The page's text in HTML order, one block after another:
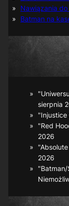
Nawiązania do
Batman na
sierpnia
"Injustice
"Red
2026
2026
"Batman/